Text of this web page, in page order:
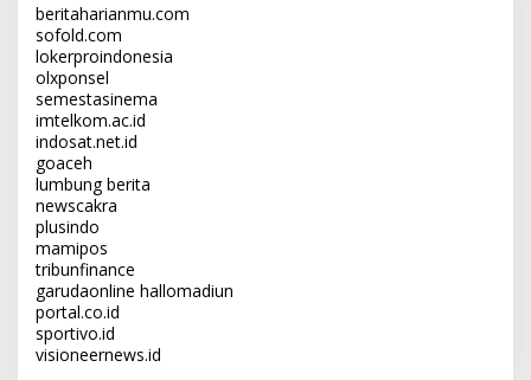
beritaharianmu.com
sofold.com
lokerproindonesia
olxponsel
semestasinema
imtelkom.ac.id
indosat.net.id
goaceh
lumbung berita
newscakra
plusindo
mamipos
tribunfinance
garudaonline hallomadiun
portal.co.id
sportivo.id
visioneernews.id